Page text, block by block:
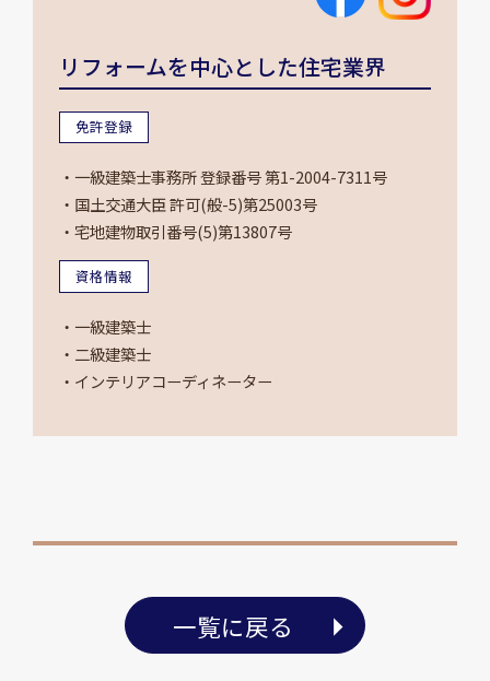
リフォームを中心とした住宅業界
免許登録
・一級建築士事務所 登録番号 第1-2004-7311号
・国土交通大臣 許可(般-5)第25003号
・宅地建物取引番号(5)第13807号
資格情報
・一級建築士
・二級建築士
・インテリアコーディネーター
一覧に戻る